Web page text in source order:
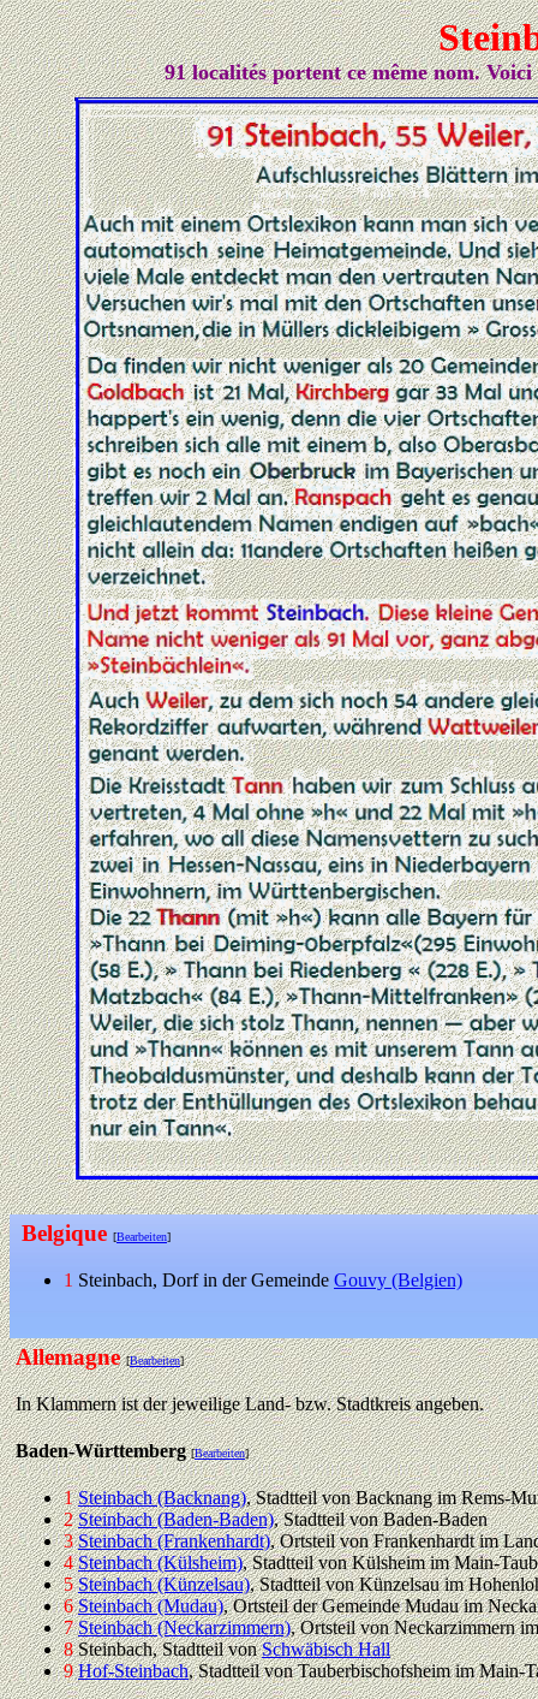
91 localités portent ce même nom.
Belgique [Bearbeiten]
1 Steinbach, Dorf in der Gemeinde Gouvy (Belgien)
Allemagne [Bearbeiten]
In Klammern ist der jeweilige Land- bzw. Stadtkreis angeben.
Baden-Württemberg [Bearbeiten]
1 Steinbach (Backnang), Stadtteil von Backnang im Rems-
2Steinbach (Baden-Baden), Stadtteil von Baden-Baden
3 Steinbach (Frankenhardt), Ortsteil von Frankenhardt im
4 Steinbach (Külsheim), Stadtteil von Külsheim im Main-
5 Steinbach (Künzelsau), Stadtteil von Künzelsau im
6 Steinbach (Mudau), Ortsteil der Gemeinde Mudau im
7Steinbach (Neckarzimmern), Ortsteil von Neckarzimmern
8Steinbach, Stadtteil vonSchwäbisch Hall
9Hof-Steinbach, Stadtteil von Tauberbischofsheim im Main-